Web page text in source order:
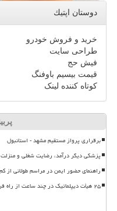
دوستان اپتیك
خرید و فروش خودرو
طراحی سایت
فیش حج
قیمت بیسیم باوفنگ
کوتاه کننده لینک
برقراری پرواز مستقیم مشهد - استانبول
پزشکی دیگر درآمد، رضایت شغلی و منزلت
راهنمای حضور ایمن در مراسم طولانی از
۲۵ هیأت دیپلماتیک در چند ساعت از راه فرودگاه مهرآباد پذیرش شدند